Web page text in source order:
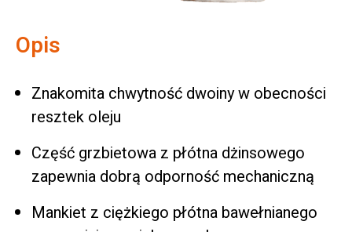
Opis
Znakomita chwytność dwoiny w obecności
resztek oleju
Część grzbietowa z płótna dżinsowego
zapewnia dobrą odporność mechaniczną
Mankiet z ciężkiego płótna bawełnianego